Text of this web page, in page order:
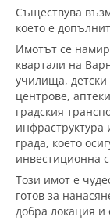
Съществува
което е
Имотът се
квартали на
училища,
центрове,
градския
инфраструктура
града, което
инвестиционна
Този имот е
готов за
добра локация и